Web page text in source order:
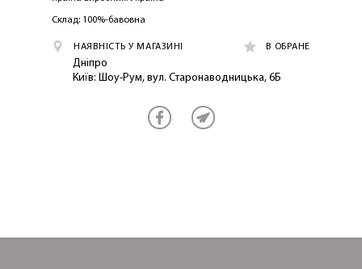
Склад: 100%-бавовна
НАЯВНІСТЬ У МАГАЗИНІ В ОБРАНЕ
Дніпро
Київ: Шоу-Рум, вул. Старонаводницька, 6Б